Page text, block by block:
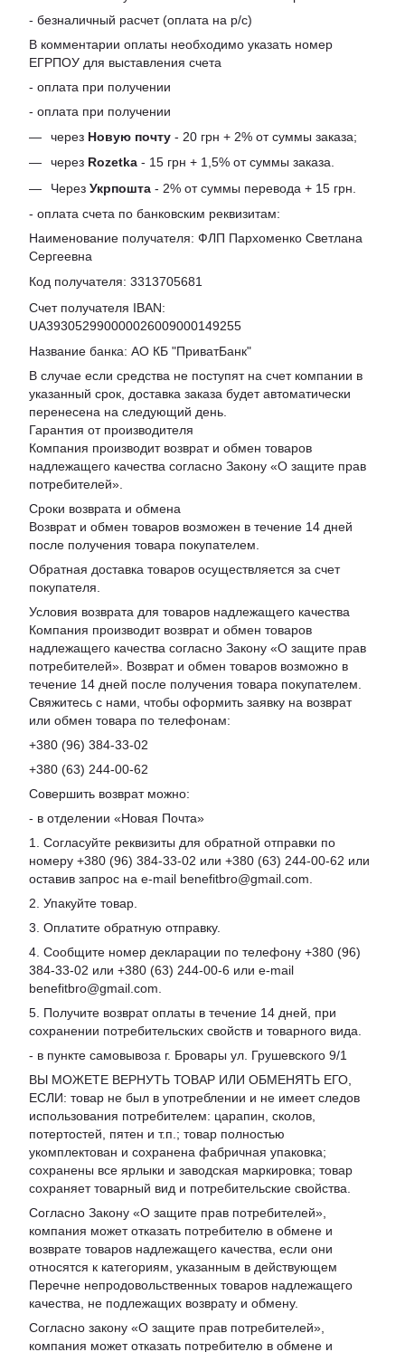
- безналичный расчет (оплата на р/с)
В комментарии оплаты необходимо указать номер
ЕГРПОУ для выставления счета
- оплата при получении
- оплата при получении
через Новую почту - 20 грн + 2% от суммы заказа;
через Rozetka - 15 грн + 1,5% от суммы заказа.
Через Укрпошта - 2% от суммы перевода + 15 грн.
- оплата счета по банковским реквизитам:
Наименование получателя: ФЛП Пархоменко Светлана
Сергеевна
Код получателя: 3313705681
Счет получателя IBAN:
UA393052990000026009000149255
Название банка: АО КБ "ПриватБанк"
В случае если средства не поступят на счет компании в
указанный срок, доставка заказа будет автоматически
перенесена на следующий день.
Гарантия от производителя
Компания производит возврат и обмен товаров
надлежащего качества согласно Закону «О защите прав
потребителей».
Сроки возврата и обмена
Возврат и обмен товаров возможен в течение 14 дней
после получения товара покупателем.
Обратная доставка товаров осуществляется за счет
покупателя.
Условия возврата для товаров надлежащего качества
Компания производит возврат и обмен товаров
надлежащего качества согласно Закону «О защите прав
потребителей». Возврат и обмен товаров возможно в
течение 14 дней после получения товара покупателем.
Свяжитесь с нами, чтобы оформить заявку на возврат
или обмен товара по телефонам:
+380 (96) 384-33-02
+380 (63) 244-00-62
Совершить возврат можно:
- в отделении «Новая Почта»
1. Согласуйте реквизиты для обратной отправки по
номеру +380 (96) 384-33-02 или +380 (63) 244-00-62 или
оставив запрос на e-mail benefitbro@gmail.com.
2. Упакуйте товар.
3. Оплатите обратную отправку.
4. Сообщите номер декларации по телефону +380 (96)
384-33-02 или +380 (63) 244-00-6 или e-mail
benefitbro@gmail.com.
5. Получите возврат оплаты в течение 14 дней, при
сохранении потребительских свойств и товарного вида.
- в пункте самовывоза г. Бровары ул. Грушевского 9/1
ВЫ МОЖЕТЕ ВЕРНУТЬ ТОВАР ИЛИ ОБМЕНЯТЬ ЕГО,
ЕСЛИ: товар не был в употреблении и не имеет следов
использования потребителем: царапин, сколов,
потертостей, пятен и т.п.; товар полностью
укомплектован и сохранена фабричная упаковка;
сохранены все ярлыки и заводская маркировка; товар
сохраняет товарный вид и потребительские свойства.
Согласно Закону «О защите прав потребителей»,
компания может отказать потребителю в обмене и
возврате товаров надлежащего качества, если они
относятся к категориям, указанным в действующем
Перечне непродовольственных товаров надлежащего
качества, не подлежащих возврату и обмену.
Согласно закону «О защите прав потребителей»,
компания может отказать потребителю в обмене и